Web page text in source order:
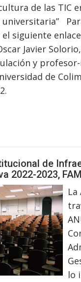
de las TIC
siguiente
Javier
y
de
de
2022-2023, FAM
La
lo